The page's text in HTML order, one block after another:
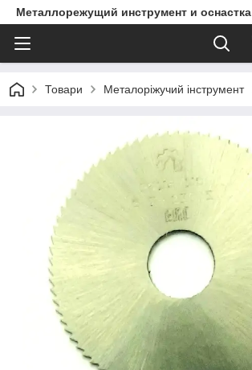
Металлорежущий инструмент и оснастка
Товари Металоріжучий інструмент